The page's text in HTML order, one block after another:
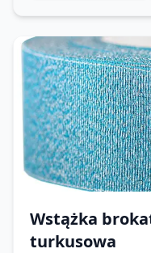
Wstążka
turkusowa